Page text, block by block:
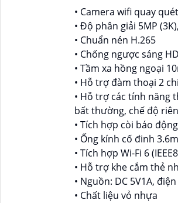
• Camera wifi quay
• Độ phân giải 5MP
• Chuẩn nén H.265
• Chống ngược sáng
• Tầm xa hồng ngoại
• Hỗ trợ đàm thoại 2
• Hỗ trợ các tính năng
bất thường, chế độ
• Tích hợp còi báo
• Ống kính cố đinh
• Tích hợp Wi-Fi 6
• Hỗ trợ khe cắm thẻ
• Nguồn: DC 5V1A,
• Chất liệu vỏ nhựa